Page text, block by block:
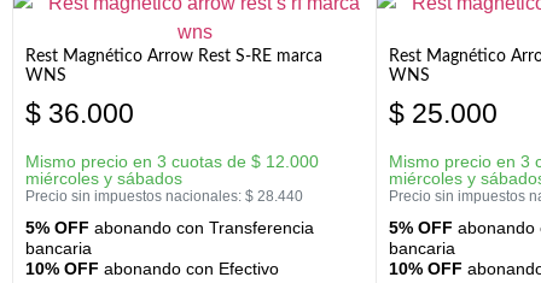
Rest Magnético Arrow Rest S-RE marca
WNS
$ 36.000
Mismo precio en 3 cuotas de $ 12.000
miércoles y sábados
Precio sin impuestos nacionales: $ 28.440
5% OFF abonando con Transferencia
bancaria
10% OFF abonando con Efectivo
Rest Magnético
WNS
$ 25.000
Mismo precio en 3
miércoles y
Precio sin impuestos
5% OFF abonando
bancaria
10% OFF